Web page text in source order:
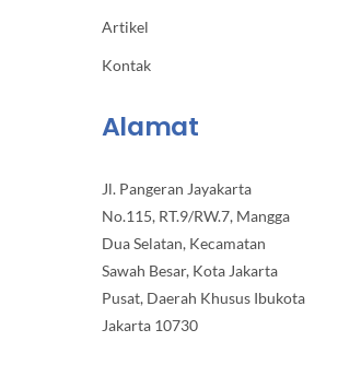
Artikel
Kontak
Alamat
Jl. Pangeran Jayakarta
No.115, RT.9/RW.7, Mangga
Dua Selatan, Kecamatan
Sawah Besar, Kota Jakarta
Pusat, Daerah Khusus Ibukota
Jakarta 10730